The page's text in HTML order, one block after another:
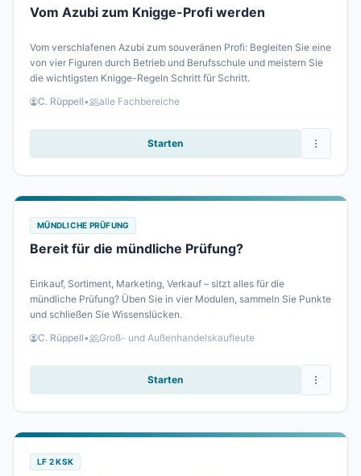
Vom Azubi zum Knigge-Profi werden
Vom verschlafenen Azubi zum souveränen Profi: Begleiten Sie eine
von vier Figuren durch Betrieb und Berufsschule und meistern Sie
die wichtigsten Knigge-Regeln Schritt für Schritt.
C. Rüppell• alle Fachbereiche
Starten
MÜNDLICHE PRÜFUNG
Bereit für die mündliche Prüfung?
Einkauf, Sortiment, Marketing, Verkauf – sitzt alles für die
mündliche Prüfung? Üben Sie in vier Modulen, sammeln Sie Punkte
und schließen Sie Wissenslücken.
C. Rüppell• Groß- und Außenhandelskaufleute
Starten
LF 2 KSK